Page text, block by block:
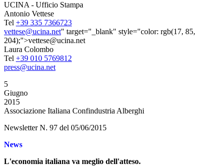
UCINA - Ufficio Stampa
Antonio Vettese
Tel +39 335 7366723
vettese@ucina.net" target="_blank" style="color: rgb(17, 85,
204);">vettese@ucina.net
Laura Colombo
Tel +39 010 5769812
press@ucina.net
5
Giugno
2015
Associazione Italiana Confindustria Alberghi
Newsletter N. 97 del 05/06/2015
News
L'economia italiana va meglio dell'atteso.